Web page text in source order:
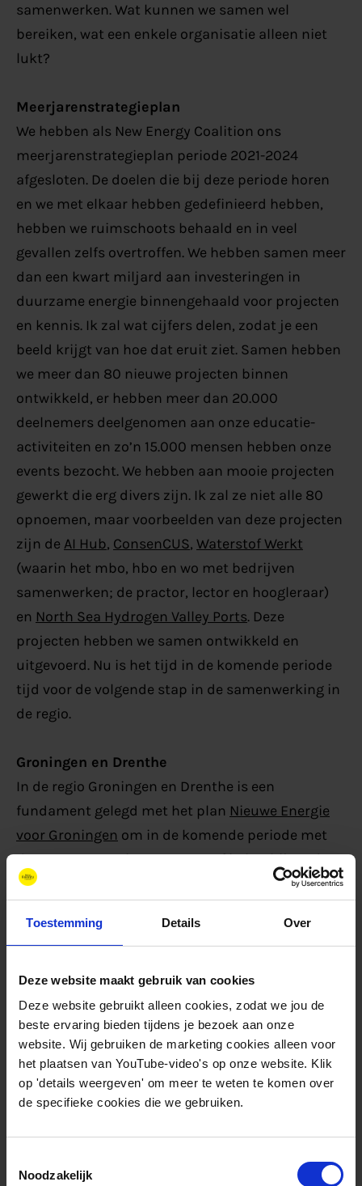
Toestemming Details Over
Deze website maakt gebruik van cookies
Deze website gebruikt alleen cookies, zodat we jou de
beste ervaring bieden tijdens je bezoek aan onze
website. Wij gebruiken de marketing cookies alleen voor
het plaatsen van YouTube-video's op onze website. Klik
op 'details weergeven' om meer te weten te komen over
de specifieke cookies die we gebruiken.
Noodzakelijk
samenwerken. Wat kunnen we samen wel
bereiken, wat een enkele organisatie alleen niet
lukt?
Meerjarenstrategieplan
We hebben als New Energy Coalition ons
meerjarenstrategieplan periode 2021-2024
afgesloten. De doelen die bij deze periode horen
en we met elkaar hebben gedefinieerd hebben,
hebben we ruimschoots behaald en in veel
gevallen zelfs overtroffen. We hebben samen meer
dan een kwart miljard aan investeringen in
duurzame energie binnengehaald voor projecten
en kennis. Ik zal wat cijfers delen, zodat je een
beeld krijgt van hoe dat eruit ziet. Samen hebben
we meer dan 80 nieuwe projecten binnen
ontwikkeld, er hebben meer dan 20.000
deelnemers deelgenomen aan onze educatie-
activiteiten en zo’n 15.000 mensen hebben onze
events bezocht. We hebben aan mooie projecten
gewerkt die erg divers zijn. Ik zal ze niet alle 80
opnoemen, maar voorbeelden van deze projecten
zijn de AI Hub, ConsenCUS, Waterstof Werkt
(waarin het mbo, hbo en wo met bedrijven
samenwerken; de practor, lector en hoogleraar)
en North Sea Hydrogen Valley Ports. Deze
projecten hebben we samen ontwikkeld en
uitgevoerd. Nu is het tijd in de komende periode
tijd voor de volgende stap in de samenwerking in
de regio.
Groningen en Drenthe
In de regio Groningen en Drenthe is een
fundament gelegd met het plan Nieuwe Energie
voor Groningen om in de komende periode met
duurzame energie, en waterstof in het bijzonder,
de brede welvaart van de regio een impuls te
Begun. Dit betreft niet alleen de energiesector,
werkgevers. Het initiatief om Industrie Cluster
Oost-Groningente verduurzamen met behulp van
waterstof is hier een goed voorbeeld van.
Noord-Holland
Ook in Noord-Holland hebben we mooie stappen
tweede nationale Hydrogen Valley in Europa. Maar